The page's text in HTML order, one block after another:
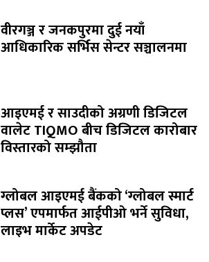
वीरगञ्ज र जनकपुरमा दुई नयाँ
आधिकारिक सर्भिस सेन्टर सञ्चालनमा
आइएमई र साउदीको अग्रणी डिजिटल
वालेट TIQMO बीच डिजिटल कारोबार
विस्तारको सम्झौता
ग्लोबल आइएमई बैंकको ‘ग्लोबल स्मार्ट
प्लस’ एपमार्फत आईपीओ भर्ने सुविधा,
लाइभ मार्केट अपडेट